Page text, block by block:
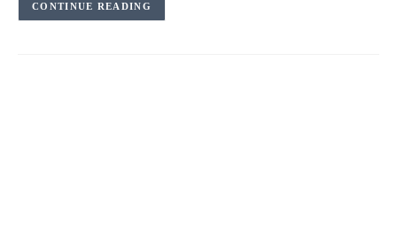
CONTINUE READING